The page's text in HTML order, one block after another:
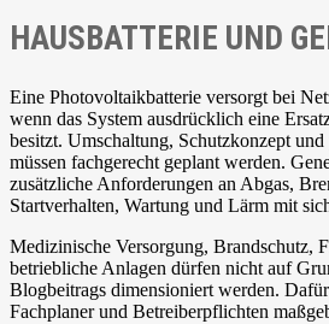
HAUSBATTERIE UND
Eine Photovoltaikbatterie versorgt bei
wenn das System ausdrücklich eine
besitzt. Umschaltung, Schutzkonzept
müssen fachgerecht geplant werden.
zusätzliche Anforderungen an Abgas,
Startverhalten, Wartung und Lärm mit
Medizinische Versorgung, Brandschutz,
betriebliche Anlagen dürfen nicht auf
Blogbeitrags dimensioniert werden.
Fachplaner und Betreiberpflichten